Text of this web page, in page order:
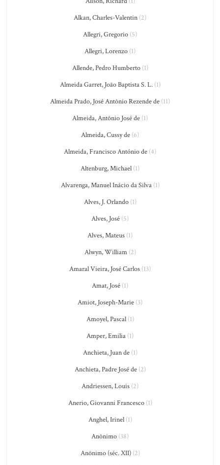
Alkan, Charles-Valentin (2)
Allegri, Gregorio (5)
Allegri, Lorenzo (1)
Allende, Pedro Humberto(1)
Almeida Garret, João Baptista S. L.(1)
Almeida Prado, José Antônio Rezende de (11)
Almeida, Antônio José de (1)
Almeida, Cussy de (6)
Almeida, Francisco António de (4)
Altenburg, Michael (1)
Alvarenga, Manuel Inácio da Silva(1)
Alves, J. Orlando(1)
Alves, José (5)
Alves, Mateus (1)
Alwyn, William(2)
Amaral Vieira, José Carlos (13)
Amat, José (1)
Amiot, Joseph-Marie (3)
Amoyel, Pascal(1)
Amper, Emilia (1)
Anchieta, Juan de(1)
Anchieta, Padre José de(2)
Andriessen, Louis (2)
Anerio, Giovanni Francesco(1)
Anghel, Irinel(1)
Anônimo (38)
Anônimo (séc. XII)(2)